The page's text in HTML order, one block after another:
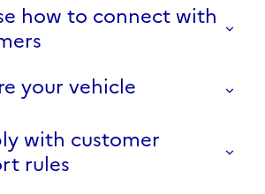
how to connect with
your vehicle
with customer
rules